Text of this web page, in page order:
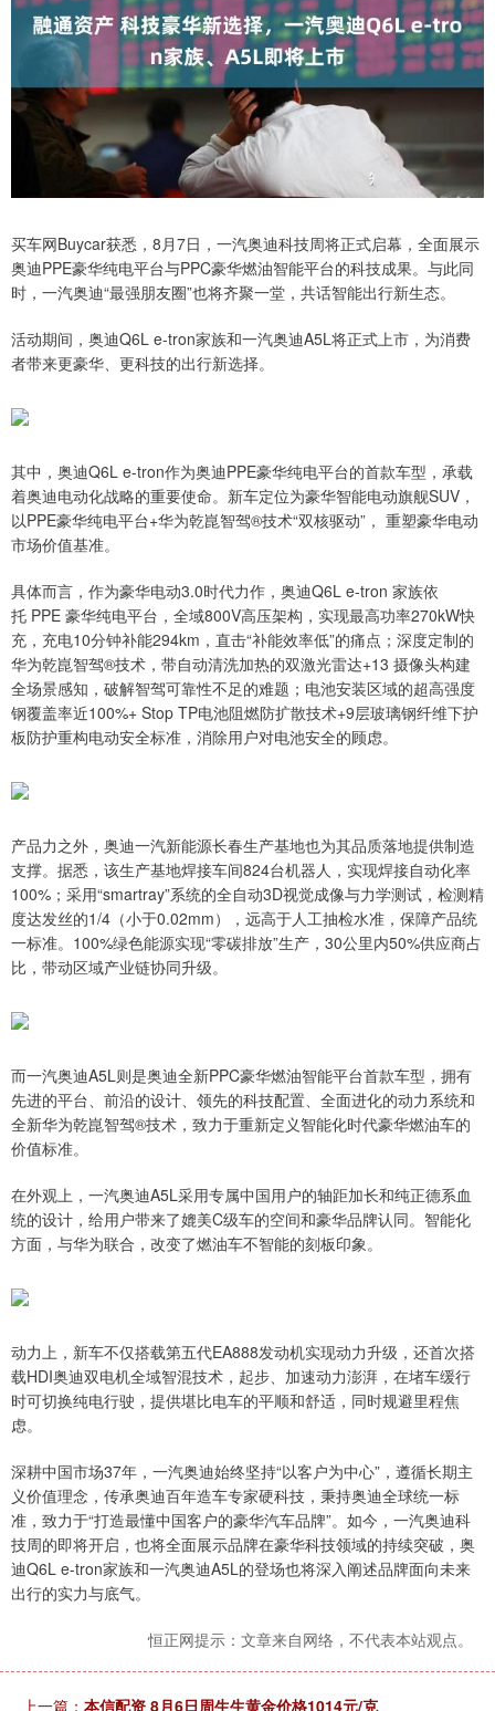
买车网Buycar获悉，8月7日，一汽奥迪科技周将正式启幕，全面展示
奥迪PPE豪华纯电平台与PPC豪华燃油智能平台的科技成果。与此同
时，一汽奥迪“最强朋友圈”也将齐聚一堂，共话智能出行新生态。
活动期间，奥迪Q6L e-tron家族和一汽奥迪A5L将正式上市，为消费
者带来更豪华、更科技的出行新选择。
其中，奥迪Q6L e-tron作为奥迪PPE豪华纯电平台的首款车型，承载
着奥迪电动化战略的重要使命。新车定位为豪华智能电动旗舰SUV，
以PPE豪华纯电平台+华为乾崑智驾®技术“双核驱动”， 重塑豪华电动
市场价值基准。
具体而言，作为豪华电动3.0时代力作，奥迪Q6L e-tron 家族依
托 PPE 豪华纯电平台，全域800V高压架构，实现最高功率270kW快
充，充电10分钟补能294km，直击“补能效率低”的痛点；深度定制的
华为乾崑智驾®技术，带自动清洗加热的双激光雷达+13 摄像头构建
全场景感知，破解智驾可靠性不足的难题；电池安装区域的超高强度
钢覆盖率近100%+ Stop TP电池阻燃防扩散技术+9层玻璃钢纤维下护
板防护重构电动安全标准，消除用户对电池安全的顾虑。
产品力之外，奥迪一汽新能源长春生产基地也为其品质落地提供制造
支撑。据悉，该生产基地焊接车间824台机器人，实现焊接自动化率
100%；采用“smartray”系统的全自动3D视觉成像与力学测试，检测精
度达发丝的1/4（小于0.02mm），远高于人工抽检水准，保障产品统
一标准。100%绿色能源实现“零碳排放”生产，30公里内50%供应商占
比，带动区域产业链协同升级。
而一汽奥迪A5L则是奥迪全新PPC豪华燃油智能平台首款车型，拥有
先进的平台、前沿的设计、领先的科技配置、全面进化的动力系统和
全新华为乾崑智驾®技术，致力于重新定义智能化时代豪华燃油车的
价值标准。
在外观上，一汽奥迪A5L采用专属中国用户的轴距加长和纯正德系血
统的设计，给用户带来了媲美C级车的空间和豪华品牌认同。智能化
方面，与华为联合，改变了燃油车不智能的刻板印象。
动力上，新车不仅搭载第五代EA888发动机实现动力升级，还首次搭
载HDI奥迪双电机全域智混技术，起步、加速动力澎湃，在堵车缓行
时可切换纯电行驶，提供堪比电车的平顺和舒适，同时规避里程焦
虑。
深耕中国市场37年，一汽奥迪始终坚持“以客户为中心”，遵循长期主
义价值理念，传承奥迪百年造车专家硬科技，秉持奥迪全球统一标
准，致力于“打造最懂中国客户的豪华汽车品牌”。如今，一汽奥迪科
技周的即将开启，也将全面展示品牌在豪华科技领域的持续突破，奥
迪Q6L e-tron家族和一汽奥迪A5L的登场也将深入阐述品牌面向未来
出行的实力与底气。
恒正网提示：文章来自网络，不代表本站观点。
上一篇： 本信配资 8月6日周生生黄金价格1014元/克